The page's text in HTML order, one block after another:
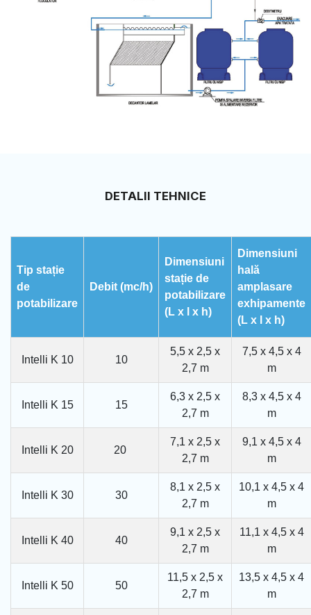
DETALII TEHNICE
Tip stație
de
potabilizare
Debit (mc/h)
Dimensiuni
stație de
potabilizare
(L x l x h)
Dimensiuni
hală
amplasare
exhipamente
(L x l x h)
Intelli K 10 10
5,5 x 2,5 x
2,7 m
7,5 x 4,5 x 4
m
Intelli K 15 15
6,3 x 2,5 x
2,7 m
8,3 x 4,5 x 4
m
Intelli K 20 20
7,1 x 2,5 x
2,7 m
9,1 x 4,5 x 4
m
Intelli K 30 30
8,1 x 2,5 x
2,7 m
10,1 x 4,5 x 4
m
Intelli K 40 40
9,1 x 2,5 x
2,7 m
11,1 x 4,5 x 4
m
Intelli K 50 50
11,5 x 2,5 x
2,7 m
13,5 x 4,5 x 4
m